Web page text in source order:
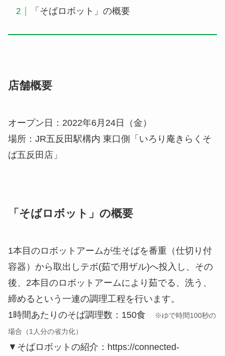
「そばロボット」の概要
店舗概要
オープン日：2022年6月24日（金）
場所：JR五反田駅構内 東口側「いろり庵きらくそ
ば五反田店」
「そばロボット」の概要
1本目のロボットアームが生そばを番重（仕切り付
容器）から取出しテボ(茹で用ザル)へ投入し、その
後、2本目のロボットアームにより茹でる、洗う、
締めるという一連の調理工程を行います。
1時間あたりのそば調理数：150食
※ゆで時間100秒の
場合（1人分の省力化）
▼そばロボットの紹介：https://connected-